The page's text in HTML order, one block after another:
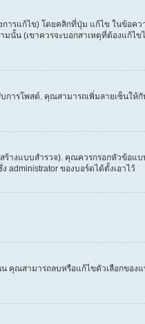
การแก้ไข) โดยคลิกที่ปุ่ม แก้ไข ในข้อ
นั้น (เขาควรจะบอกสาเหตุที่ต้องแก้ไ
ารโพสต์. คุณสามารถเพิ่มลายเซ็นให้
แบบสำรวจ). คุณควรกรอกหัวข้อแบบ
administrator ของบอร์ดได้ตั้งเอาไว้
คุณสามารถลบหรือแก้ไขตัวเลือกของ